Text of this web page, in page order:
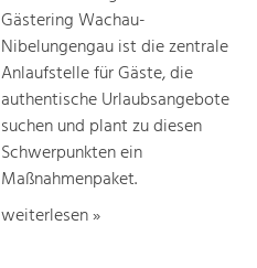
Gästering Wachau-
Nibelungengau ist die zentrale
Anlaufstelle für Gäste, die
authentische Urlaubsangebote
suchen und plant zu diesen
Schwerpunkten ein
Maßnahmenpaket.
weiterlesen »